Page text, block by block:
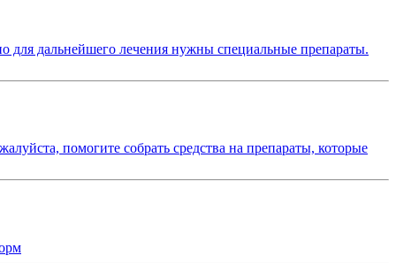
для дальнейшего лечения нужны специальные препараты.
помогите собрать средства на препараты, которые